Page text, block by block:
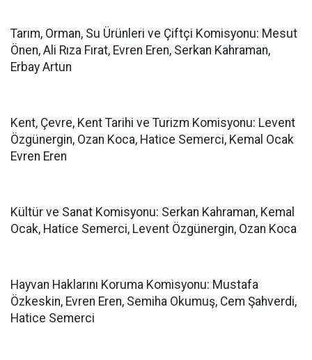
Tarım, Orman, Su Ürünleri ve Çiftçi Komisyonu: Mesut
Önen, Ali Rıza Fırat, Evren Eren, Serkan Kahraman,
Erbay Artun
Kent, Çevre, Kent Tarihi ve Turizm Komisyonu: Levent
Özgünergin, Ozan Koca, Hatice Semerci, Kemal Ocak
Evren Eren
Kültür ve Sanat Komisyonu: Serkan Kahraman, Kemal
Ocak, Hatice Semerci, Levent Özgünergin, Ozan Koca
Hayvan Haklarını Koruma Komisyonu: Mustafa
Özkeskin, Evren Eren, Semiha Okumuş, Cem Şahverdi,
Hatice Semerci